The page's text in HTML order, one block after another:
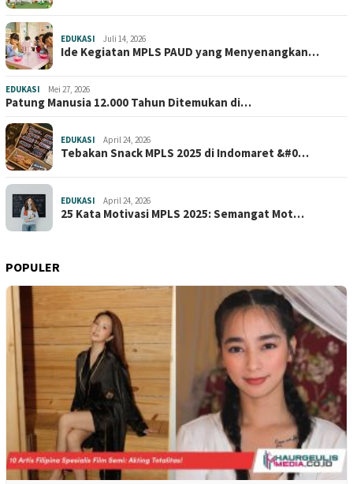
EDUKASI Juli 14, 2026
Ide Kegiatan MPLS PAUD yang Menyenangkan…
EDUKASI Mei 27, 2026
Patung Manusia 12.000 Tahun Ditemukan di…
EDUKASI April 24, 2026
Tebakan Snack MPLS 2025 di Indomaret &#0…
EDUKASI April 24, 2026
25 Kata Motivasi MPLS 2025: Semangat Mot…
POPULER